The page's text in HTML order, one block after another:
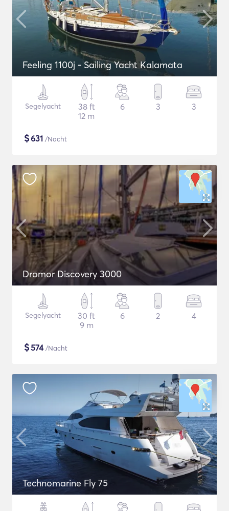
Feeling 1100j - Sailing Yacht Kalamata
Segelyacht
38 ft
12 m
6 3 3
$631 /Nacht
Dromor Discovery 3000
Segelyacht
30 ft
9 m
6 2 4
$574/Nacht
Technomarine Fly 75